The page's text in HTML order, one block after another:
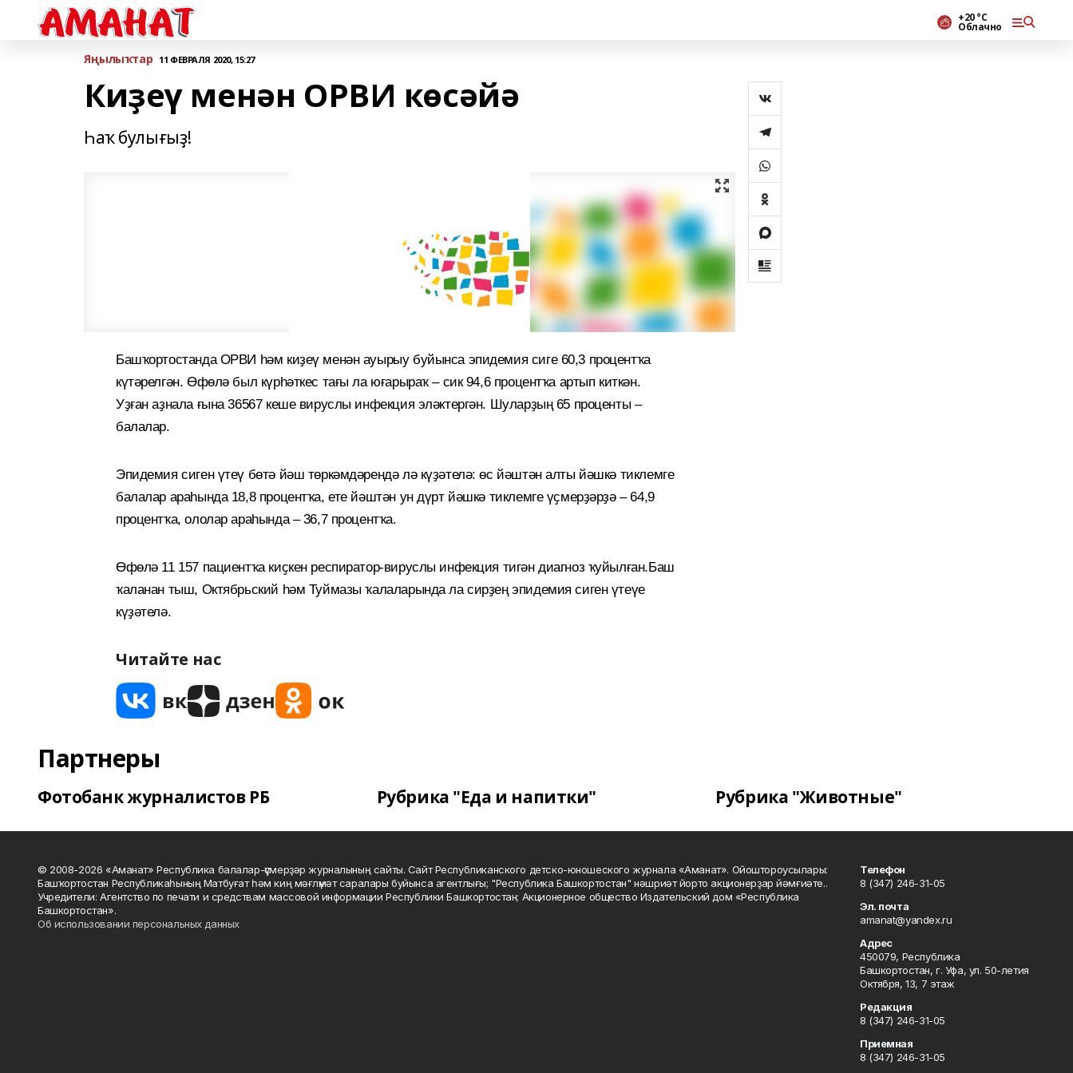
+20 °С
Облачно
Яңылыҡтар 11 ФЕВРАЛЯ 2020, 15:27
Киҙеү менән ОРВИ көсәйә
Һаҡ булығыҙ!
Башҡортостанда ОРВИ һәм киҙеү менән ауырыу буйынса эпидемия сиге 60,3 процентҡа
күтәрелгән. Өфөлә был күрһәткес тағы ла юғарыраҡ – сик 94,6 процентҡа артып киткән.
Уҙған аҙнала ғына 36567 кеше вируслы инфекция эләктергән. Шуларҙың 65 проценты –
балалар.
Эпидемия сиген үтеү бөтә йәш төркәмдәрендә лә күҙәтелә: өс йәштән алты йәшкә тиклемге
балалар араһында 18,8 процентҡа, ете йәштән ун дүрт йәшкә тиклемге үҫмерҙәрҙә – 64,9
процентҡа, ололар араһында – 36,7 процентҡа.
Өфөлә 11 157 пациентҡа киҫкен респиратор-вируслы инфекция тигән диагноз ҡуйылған.Баш
ҡаланан тыш, Октябрьский һәм Туймазы ҡалаларында ла сирҙең эпидемия сиген үтеүе
күҙәтелә.
Читайте нас
Партнеры
Фотобанк журналистов РБ Рубрика "Еда и напитки" Рубрика "Животные"
© 2008-2026 «Аманат» Республика балалар-үҫмерҙәр журналының сайты. Сайт Республиканского детско-юношеского журнала «Аманат». Ойоштороусылары:
Башҡортостан Республикаһының Матбуғат һәм киң мәғлүмәт саралары буйынса агентлығы; "Республика Башкортостан" нәшриәт йорто акционерҙар йәмғиәте..
Учредители: Агентство по печати и средствам массовой информации Республики Башкортостан; Акционерное общество Издательский дом «Республика
Башкортостан».
Об использовании персональных данных
Телефон
8 (347) 246-31-05
Эл. почта
amanat@yandex.ru
Адрес
450079, Республика
Башкортостан, г. Уфа, ул. 50-летия
Октября, 13, 7 этаж
Редакция
8 (347) 246-31-05
Приемная
8 (347) 246-31-05